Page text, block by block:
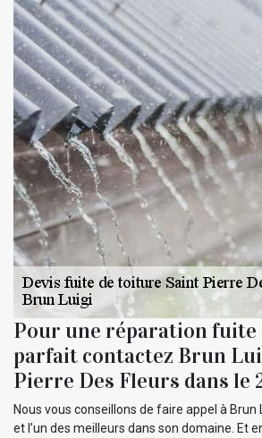
Pour une réparation
parfait contactez Brun
Pierre Des Fleurs dans le
Nous vous conseillons de faire appel à Brun
et l’un des meilleurs dans son domaine. Et